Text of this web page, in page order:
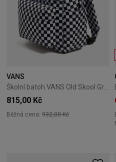
VANS
Školní batoh VANS Old Skool Grom Check - black / white
815,00 Kč
Běžná cena: 932,00 Kč